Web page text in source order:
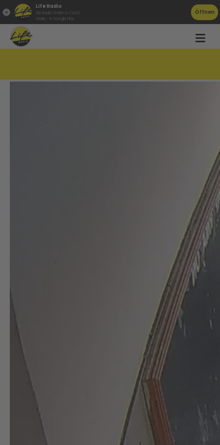
Life Radio
Life Radio GmbH & Co.KG
Gratis - in Google Play
Öffnen